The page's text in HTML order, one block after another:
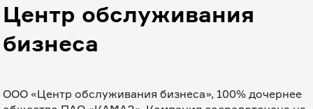
Центр обслуживания
бизнеса
ООО «Центр обслуживания бизнеса», 100% дочернее